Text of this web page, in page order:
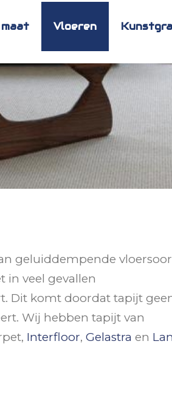
Vloeren
geluiddempende
in veel gevallen
Dit komt doordat tapijt
Wij hebben tapijt van
Interfloor, Gelastra en